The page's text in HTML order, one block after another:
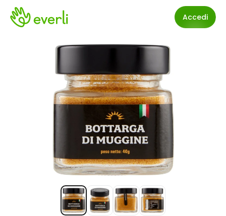
Accedi